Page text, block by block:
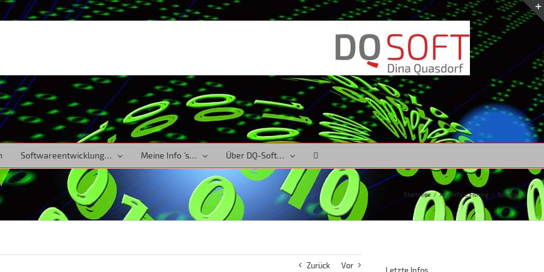
Softwareentwicklung… Meine Info ´ s… Über DQ-Soft…
Startseite / Alle Info's,Fishing / Sparkasse
Zurück Vor